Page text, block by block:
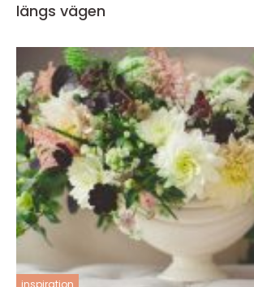
längs vägen
inspiration